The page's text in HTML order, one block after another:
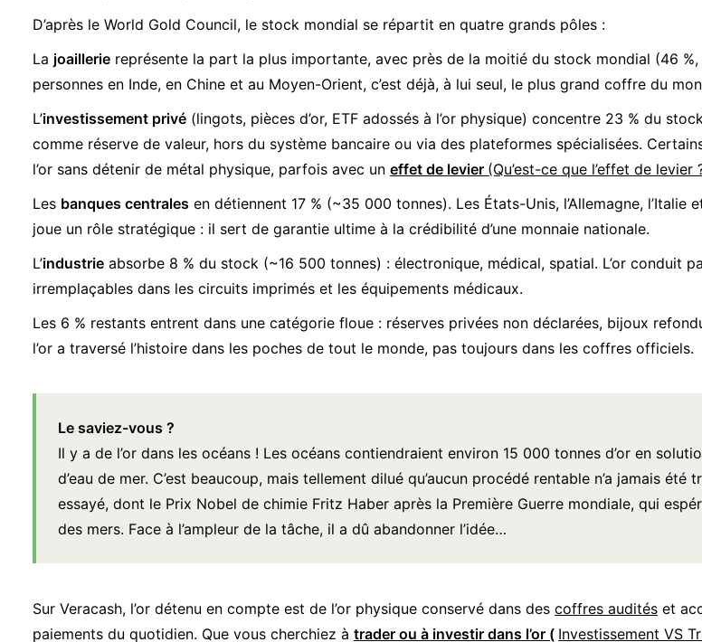
D’après le World Gold Council, le stock mondial se répartit en quatre grands pôles :
La joaillerie représente la part la plus importante, avec près de la moitié du stock mondial (46
personnes en Inde, en Chine et au Moyen-Orient, c’est déjà, à lui seul, le plus grand coffre du
L’investissement privé (lingots, pièces d’or, ETF adossés à l’or physique) concentre 23 % du
comme réserve de valeur, hors du système bancaire ou via des plateformes spécialisées.
l’or sans détenir de métal physique, parfois avec un effet de levier (Qu’est-ce que l’effet de levier
Les banques centrales en détiennent 17 % (~35 000 tonnes). Les États-Unis, l’Allemagne,
joue un rôle stratégique : il sert de garantie ultime à la crédibilité d’une monnaie nationale.
L’industrie absorbe 8 % du stock (~16 500 tonnes) : électronique, médical, spatial. L’or conduit
irremplaçables dans les circuits imprimés et les équipements médicaux.
Les 6 % restants entrent dans une catégorie floue : réserves privées non déclarées, bijoux
l’or a traversé l’histoire dans les poches de tout le monde, pas toujours dans les coffres officiels.
Le saviez-vous ?
Il y a de l’or dans les océans ! Les océans contiendraient environ 15 000 tonnes d’or en
d’eau de mer. C’est beaucoup, mais tellement dilué qu’aucun procédé rentable n’a jamais
essayé, dont le Prix Nobel de chimie Fritz Haber après la Première Guerre mondiale, qui
des mers. Face à l’ampleur de la tâche, il a dû abandonner l’idée…
Sur Veracash, l’or détenu en compte est de l’or physique conservé dans des coffres audités et
paiements du quotidien. Que vous cherchiez à trader ou à investir dans l’or ( Investissement VS